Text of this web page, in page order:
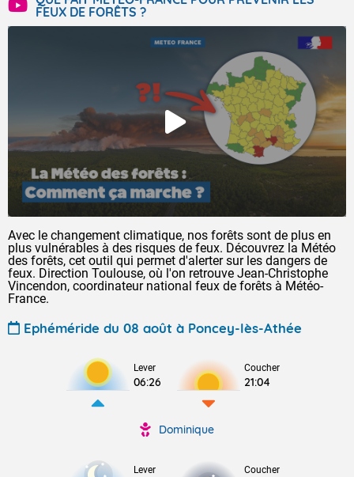
FEUX DE FORÊTS ?
Avec le changement climatique, nos forêts sont de plus en
plus vulnérables à des risques de feux. Découvrez la Météo
des forêts, cet outil qui permet d'alerter sur les dangers de
feux. Direction Toulouse, où l'on retrouve Jean-Christophe
Vincendon, coordinateur national feux de forêts à Météo-
France.
Ephéméride du 08 août à Poncey-lès-Athée
Lever
06:26
Coucher
21:04
Dominique
Lever Coucher